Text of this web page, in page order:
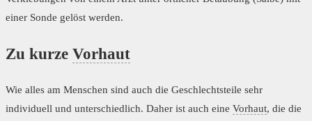
einer Sonde gelöst werden.
Zu kurze Vorhaut
Wie alles am Menschen sind auch die Geschlechtsteile sehr
individuell und unterschiedlich. Daher ist auch eine Vorhaut, die die